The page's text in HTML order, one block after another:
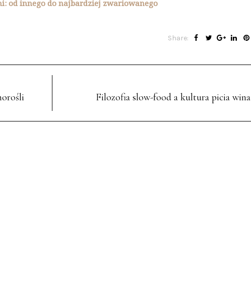
od innego do najbardziej zwariowanego
Share:
Filozofia slow-food a kultura picia wina